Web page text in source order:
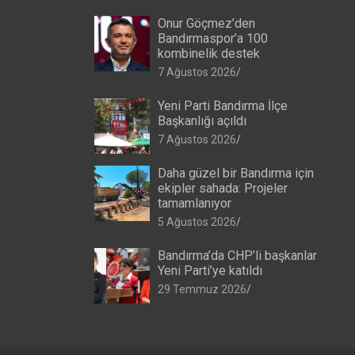
Onur Göçmez’den
Bandırmaspor’a 100
kombinelik destek
7 Ağustos 2026
Yeni Parti Bandırma İlçe
Başkanlığı açıldı
7 Ağustos 2026
Daha güzel bir Bandırma için
ekipler sahada: Projeler
tamamlanıyor
5 Ağustos 2026
Bandırma’da CHP’li başkanlar
Yeni Parti’ye katıldı
29 Temmuz 2026